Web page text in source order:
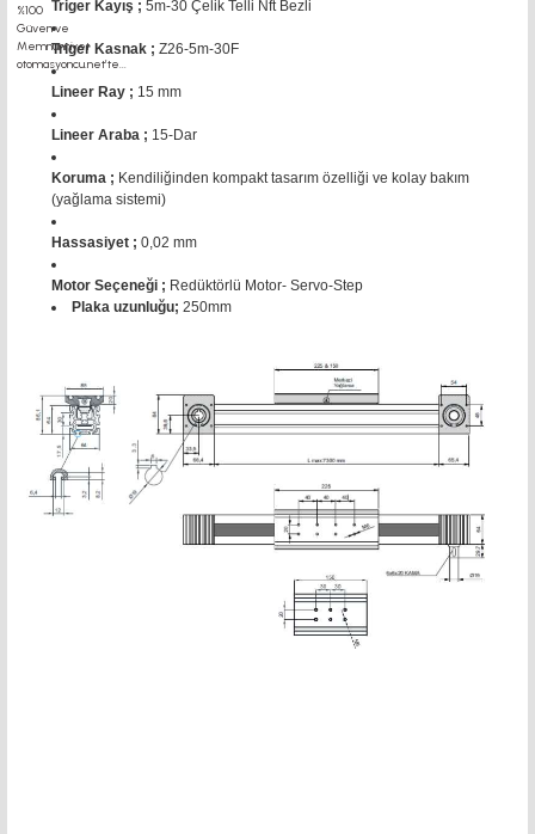
Triger Kayış ; 5m-30 Çelik Telli Nft Bezli
Triger Kasnak ; Z26-5m-30F
Lineer Ray ; 15 mm
Lineer Araba ; 15-Dar
Koruma ; Kendiliğinden kompakt tasarım özelliği ve kolay bakım
(yağlama sistemi)
Hassasiyet ; 0,02 mm
Motor Seçeneği ; Redüktörlü Motor- Servo-Step
Plaka uzunluğu; 250mm